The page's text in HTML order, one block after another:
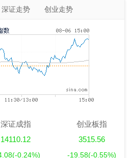
深证走势 创业走势
深证成指
14110.12
(-0.24%)
创业板指
3515.56
-19.58(-0.55%)